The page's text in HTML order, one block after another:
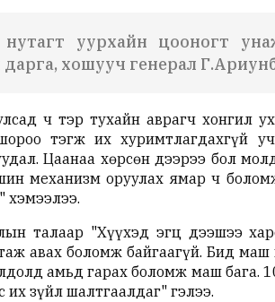
уурхайн цооногт
хошууч генерал
ч тэр тухайн аврагч хонгил
тэгж их хуримтлагдахгүй
Цаанаа хөрсөн дээрээ бол
механизм оруулах ямар ч
хэмээлээ.
талаар "Хүүхэд эгц дээшээ
авах боломж байгаагүй. Бид
амьд гарах боломж маш
зүйл шалтгаалдаг" гэлээ.